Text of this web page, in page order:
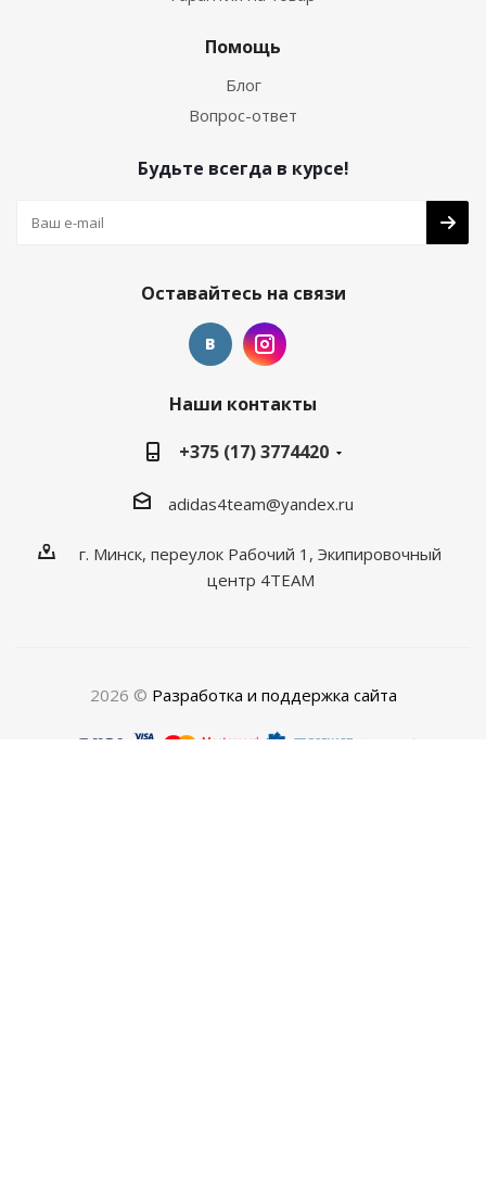
Помощь
Блог
Вопрос-ответ
Будьте всегда в курсе!
Оставайтесь на связи
Наши контакты
+375 (17) 3774420
adidas4team@yandex.ru
г. Минск, переулок Рабочий 1, Экипировочный
центр 4TEAM
2026 © Разработка и поддержка сайта